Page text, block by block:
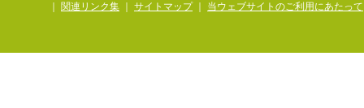
関連リンク集 サイトマップ｜ 当ウェブサイトのご利用にあたって